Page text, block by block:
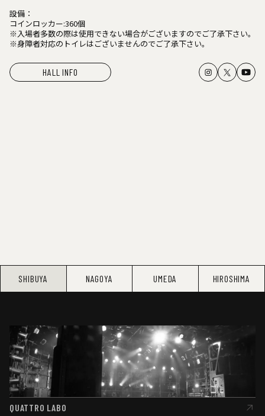
設備：
コインロッカー:360個
※入場者多数の際は使用できない場合がございますのでご了承下さい。
※身障者対応のトイレはございませんのでご了承下さい。
HALL INFO
SHIBUYA NAGOYA UMEDA HIROSHIMA
QUATTRO LABO